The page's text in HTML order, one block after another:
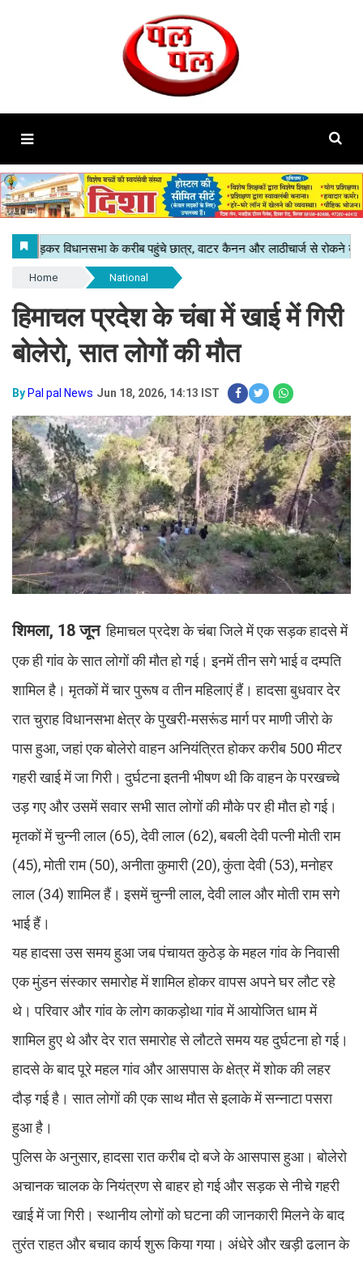
Home National
हिमाचल प्रदेश के चंबा में खाई में गिरी
बोलेरो, सात लोगों की मौत
By Pal pal News Jun 18, 2026, 14:13 IST
शिमला, 18 जूनहिमाचल प्रदेश के चंबा जिले में एक सड़क हादसे में
एक ही गांव के सात लोगों की मौत हो गई। इनमें तीन सगे भाई व दम्पति
शामिल है। मृतकों में चार पुरूष व तीन महिलाएं हैं। हादसा बुधवार देर
रात चुराह विधानसभा क्षेत्र के पुखरी-मसरूंड मार्ग पर माणी जीरो के
पास हुआ, जहां एक बोलेरो वाहन अनियंत्रित होकर करीब 500 मीटर
गहरी खाई में जा गिरी। दुर्घटना इतनी भीषण थी कि वाहन के परखच्चे
उड़ गए और उसमें सवार सभी सात लोगों की मौके पर ही मौत हो गई।
मृतकों में चुन्नी लाल (65), देवी लाल (62), बबली देवी पत्नी मोती राम
(45), मोती राम (50), अनीता कुमारी (20), कुंता देवी (53), मनोहर
लाल (34) शामिल हैं। इसमें चुन्नी लाल, देवी लाल और मोती राम सगे
भाई हैं।
यह हादसा उस समय हुआ जब पंचायत कुठेड़ के महल गांव के निवासी
एक मुंडन संस्कार समारोह में शामिल होकर वापस अपने घर लौट रहे
थे। परिवार और गांव के लोग काकड़ोथा गांव में आयोजित धाम में
शामिल हुए थे और देर रात समारोह से लौटते समय यह दुर्घटना हो गई।
हादसे के बाद पूरे महल गांव और आसपास के क्षेत्र में शोक की लहर
दौड़ गई है। सात लोगों की एक साथ मौत से इलाके में सन्नाटा पसरा
हुआ है।
पुलिस के अनुसार, हादसा रात करीब दो बजे के आसपास हुआ। बोलेरो
अचानक चालक के नियंत्रण से बाहर हो गई और सड़क से नीचे गहरी
खाई में जा गिरी। स्थानीय लोगों को घटना की जानकारी मिलने के बाद
तुरंत राहत और बचाव कार्य शुरू किया गया। अंधेरे और खड़ी ढलान के